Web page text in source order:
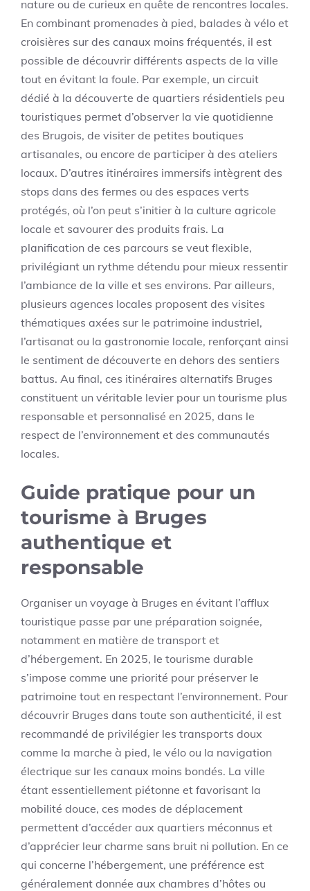
nature ou de curieux en quête de rencontres locales.
En combinant promenades à pied, balades à vélo et
croisières sur des canaux moins fréquentés, il est
possible de découvrir différents aspects de la ville
tout en évitant la foule. Par exemple, un circuit
dédié à la découverte de quartiers résidentiels peu
touristiques permet d’observer la vie quotidienne
des Brugois, de visiter de petites boutiques
artisanales, ou encore de participer à des ateliers
locaux. D’autres itinéraires immersifs intègrent des
stops dans des fermes ou des espaces verts
protégés, où l’on peut s’initier à la culture agricole
locale et savourer des produits frais. La
planification de ces parcours se veut flexible,
privilégiant un rythme détendu pour mieux ressentir
l’ambiance de la ville et ses environs. Par ailleurs,
plusieurs agences locales proposent des visites
thématiques axées sur le patrimoine industriel,
l’artisanat ou la gastronomie locale, renforçant ainsi
le sentiment de découverte en dehors des sentiers
battus. Au final, ces itinéraires alternatifs Bruges
constituent un véritable levier pour un tourisme plus
responsable et personnalisé en 2025, dans le
respect de l’environnement et des communautés
locales.
Guide pratique pour un
tourisme à Bruges
authentique et
responsable
Organiser un voyage à Bruges en évitant l’afflux
touristique passe par une préparation soignée,
notamment en matière de transport et
d’hébergement. En 2025, le tourisme durable
s’impose comme une priorité pour préserver le
patrimoine tout en respectant l’environnement. Pour
découvrir Bruges dans toute son authenticité, il est
recommandé de privilégier les transports doux
comme la marche à pied, le vélo ou la navigation
électrique sur les canaux moins bondés. La ville
étant essentiellement piétonne et favorisant la
mobilité douce, ces modes de déplacement
permettent d’accéder aux quartiers méconnus et
d’apprécier leur charme sans bruit ni pollution. En ce
qui concerne l’hébergement, une préférence est
généralement donnée aux chambres d’hôtes ou